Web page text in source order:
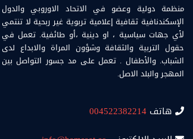
منظمة دولية وعضو في الاتحاد الاوروبي والدول
الإسكندنافية ثقافية إعلامية تربوية غير ربحية لا تنتمي
لأي جهات سياسية ، او دينية ،أو طائفية. تعمل في
حقول التربية والثقافة وشؤون المراة والابداع لدى
الشباب. والأطفال . تعمل على مد جسور التواصل بين
المهجر والبلد الاصل.
هاتف 004522382214